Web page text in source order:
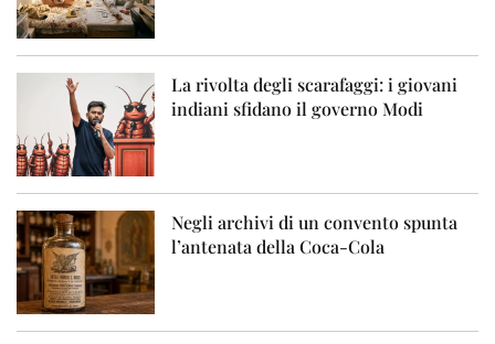
La rivolta degli scarafaggi: i giovani
indiani sfidano il governo Modi
Negli archivi di un convento spunta
l’antenata della Coca-Cola